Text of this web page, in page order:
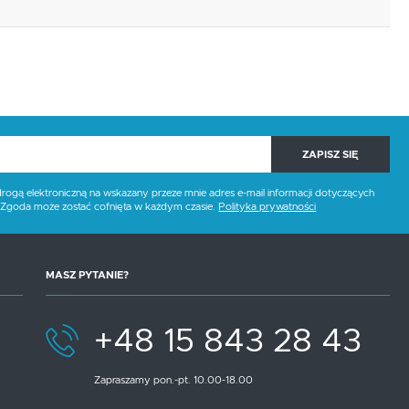
ZAPISZ SIĘ
elektroniczną na wskazany przeze mnie adres e-mail informacji dotyczących
może zostać cofnięta w każdym czasie. Polityka prywatności
MASZ PYTANIE?
+48 15 843 28 43
Zapraszamy pon.-pt. 10.00-18.00